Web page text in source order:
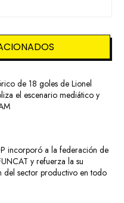
de 18 goles de Lionel
el escenario mediático y
incorporó a la federación de
y refuerza la su
del sector productivo en todo